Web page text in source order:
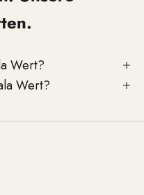
Wert?
Wert?